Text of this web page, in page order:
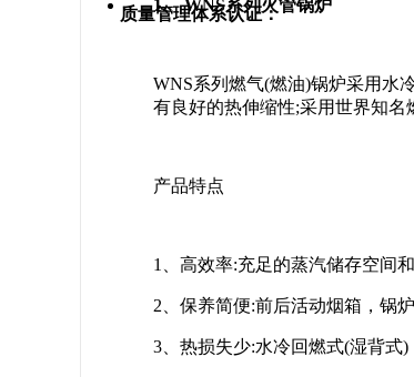
质量管理体系认证：
1、WNS系列火管锅炉
WNS系列燃气(燃油)锅炉采用水
有良好的热伸缩性;采用世界知名
产品特点
1、高效率:充足的蒸汽储存空间
2、保养简便:前后活动烟箱，锅
3、热损失少:水冷回燃式(湿背式)